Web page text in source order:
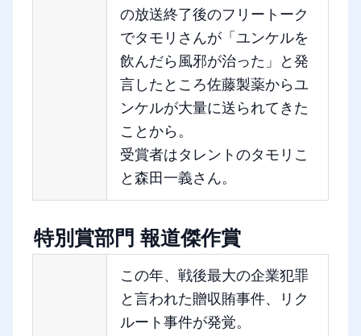
の放送終了後のフリートーク
でタモリさんが「ユンケルを
飲んだら風邪が治った」と発
言したところ佐藤製薬からユ
ンケルが大量に送られてきた
ことから。
受賞者はタレントのタモリこ
と森田一義さん。
特別賞部門 報道傑作賞
この年、戦後最大の企業犯罪
と言われた贈収賄事件、リク
ルート事件が発覚。